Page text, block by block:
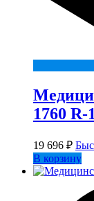
1760 R-
19 696 ₽
В корзину